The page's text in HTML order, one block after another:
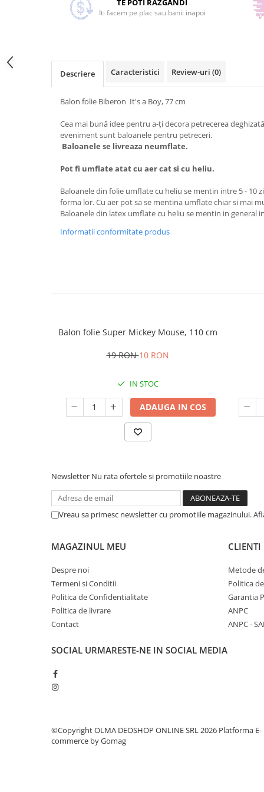
TE POTI RAZGANDI
Iti facem pe plac sau banii inapoi
Descriere Caracteristici Review-uri (0)
Balon folie Biberon It's a Boy, 77 cm
Cea mai bună idee pentru a-ți decora petrecerea
eveniment sunt baloanele pentru petreceri.
Baloanele se livreaza neumflate.
Pot fi umflate atat cu aer cat si cu heliu.
Baloanele din folie umflate cu heliu se mentin intre 5 - 10
forma lor. Cu aer pot sa se mentina umflate chiar si mai
Baloanele din latex umflate cu heliu se mentin in general
Informatii conformitate produs
Balon folie Super Mickey Mouse, 110 cm
19 RON10 RON
IN STOC
ADAUGA IN COS
Newsletter Nu rata ofertele si promotiile noastre
Vreau sa primesc newsletter cu promotiile magazinului.
MAGAZINUL MEU
Despre noi
Termeni si Conditii
Politica de Confidentialitate
Politica de livrare
Contact
CLIENTI
Metode
Politica
Garantia
ANPC
ANPC -
SOCIAL URMARESTE-NE IN SOCIAL MEDIA
©Copyright OLMA DEOSHOP ONLINE SRL 2026 Platforma E-
commerce by Gomag